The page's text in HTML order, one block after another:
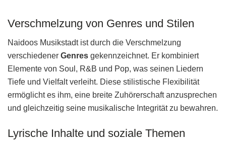
Verschmelzung von Genres und Stilen
Naidoos Musikstadt ist durch die Verschmelzung
verschiedener Genres gekennzeichnet. Er kombiniert
Elemente von Soul, R&B und Pop, was seinen Liedern
Tiefe und Vielfalt verleiht. Diese stilistische Flexibilität
ermöglicht es ihm, eine breite Zuhörerschaft anzusprechen
und gleichzeitig seine musikalische Integrität zu bewahren.
Lyrische Inhalte und soziale Themen